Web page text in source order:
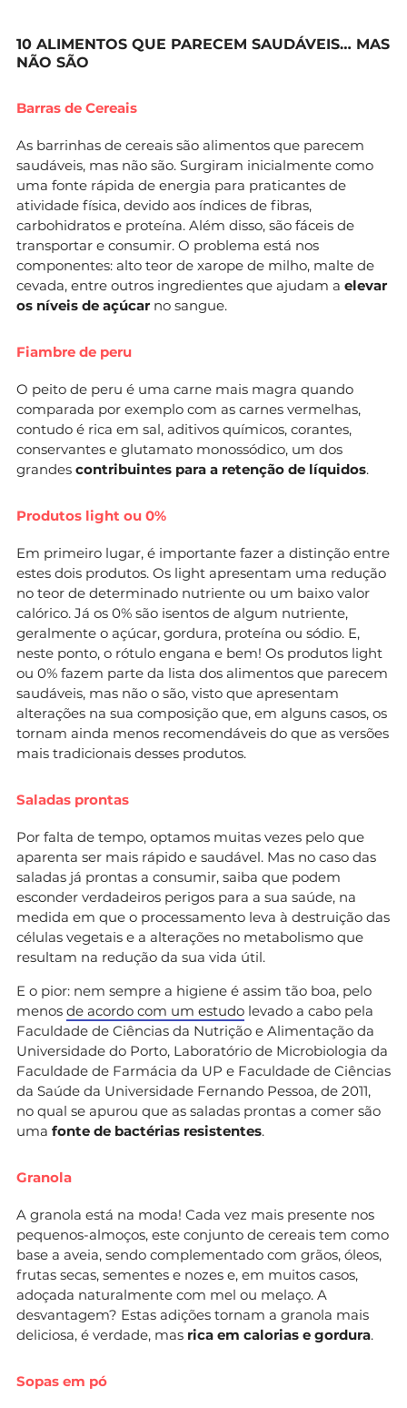
10 ALIMENTOS QUE PARECEM SAUDÁVEIS… MAS
NÃO SÃO
Barras de Cereais
As barrinhas de cereais são alimentos que parecem
saudáveis, mas não são. Surgiram inicialmente como
uma fonte rápida de energia para praticantes de
atividade física, devido aos índices de fibras,
carbohidratos e proteína. Além disso, são fáceis de
transportar e consumir. O problema está nos
componentes: alto teor de xarope de milho, malte de
cevada, entre outros ingredientes que ajudam a elevar
os níveis de açúcar no sangue.
Fiambre de peru
O peito de peru é uma carne mais magra quando
comparada por exemplo com as carnes vermelhas,
contudo é rica em sal, aditivos químicos, corantes,
conservantes e glutamato monossódico, um dos
grandes contribuintes para a retenção de líquidos.
Produtos light ou 0%
Em primeiro lugar, é importante fazer a distinção entre
estes dois produtos. Os light apresentam uma redução
no teor de determinado nutriente ou um baixo valor
calórico. Já os 0% são isentos de algum nutriente,
geralmente o açúcar, gordura, proteína ou sódio. E,
neste ponto, o rótulo engana e bem! Os produtos light
ou 0% fazem parte da lista dos alimentos que parecem
saudáveis, mas não o são, visto que apresentam
alterações na sua composição que, em alguns casos, os
tornam ainda menos recomendáveis do que as versões
mais tradicionais desses produtos.
Saladas prontas
Por falta de tempo, optamos muitas vezes pelo que
aparenta ser mais rápido e saudável. Mas no caso das
saladas já prontas a consumir, saiba que podem
esconder verdadeiros perigos para a sua saúde, na
medida em que o processamento leva à destruição das
células vegetais e a alterações no metabolismo que
resultam na redução da sua vida útil.
E o pior: nem sempre a higiene é assim tão boa, pelo
menos de acordo com um estudo levado a cabo pela
Faculdade de Ciências da Nutrição e Alimentação da
Universidade do Porto, Laboratório de Microbiologia da
Faculdade de Farmácia da UP e Faculdade de Ciências
da Saúde da Universidade Fernando Pessoa, de 2011,
no qual se apurou que as saladas prontas a comer são
uma fonte de bactérias resistentes.
Granola
A granola está na moda! Cada vez mais presente nos
pequenos-almoços, este conjunto de cereais tem como
base a aveia, sendo complementado com grãos, óleos,
frutas secas, sementes e nozes e, em muitos casos,
adoçada naturalmente com mel ou melaço. A
desvantagem? Estas adições tornam a granola mais
deliciosa, é verdade, mas rica em calorias e gordura.
Sopas em pó